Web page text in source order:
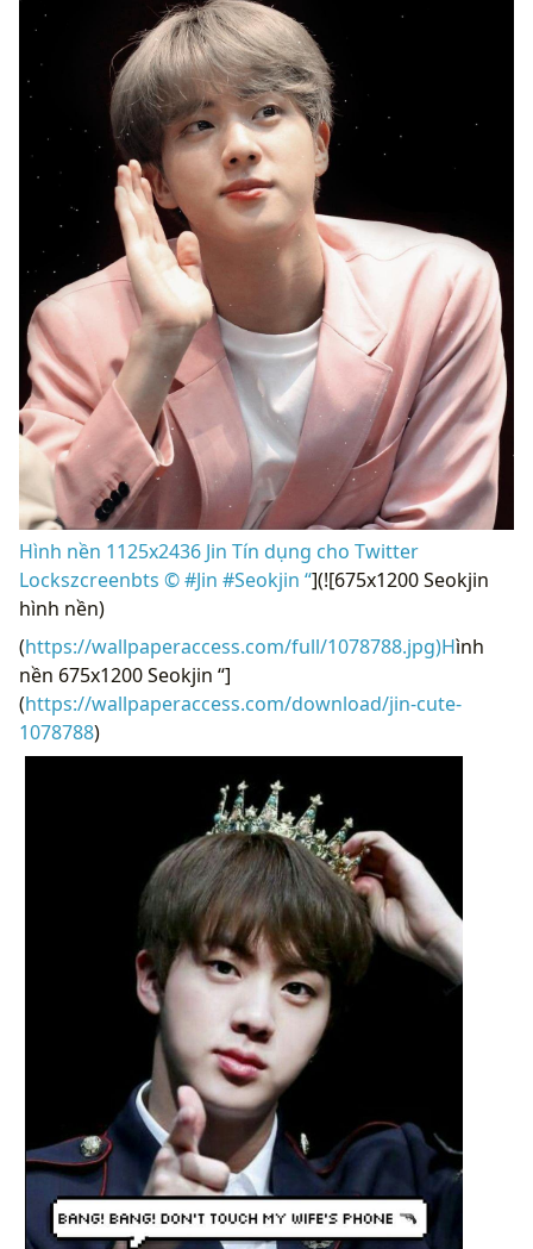
Hình nền 1125x2436 Jin Tín dụng cho Twitter
Lockszcreenbts © #Jin #Seokjin “](![675x1200 Seokjin
hình nền)
(https://wallpaperaccess.com/full/1078788.jpg)Hình
nền 675x1200 Seokjin “]
(https://wallpaperaccess.com/download/jin-cute-
1078788)